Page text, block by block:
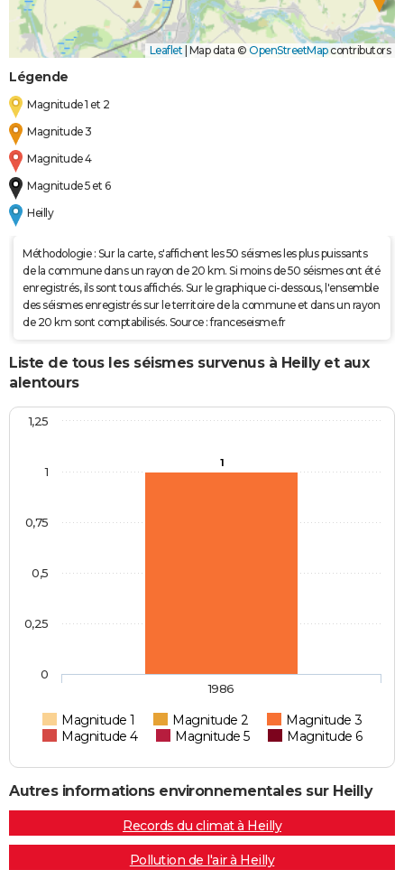
Leaflet Map data © OpenStreetMapcontributors
Légende
Magnitude 1 et 2
Magnitude 3
Magnitude 4
Magnitude 5 et 6
Heilly
Méthodologie : Sur la carte, s'affichent les 50 séismes les plus puissants
de la commune dans un rayon de 20 km. Si moins de 50 séismes ont été
enregistrés, ils sont tous affichés. Sur le graphique ci-dessous, l'ensemble
des séismes enregistrés sur le territoire de la commune et dans un rayon
de 20 km sont comptabilisés. Source : franceseisme.fr
Liste de tous les séismes survenus à Heilly et aux
alentours
1
Magnitude 1 Magnitude 2
Magnitude 3
Magnitude 4
Magnitude 5 Magnitude 6
1986
0
0,25
0,5
0,75
1
1,25
Autres informations environnementales sur Heilly
Records du climat à Heilly
Pollution de l'air à Heilly